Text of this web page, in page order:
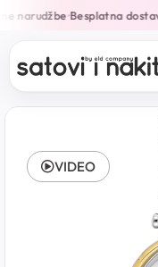
narudžbe•Besplatna
VIDEO